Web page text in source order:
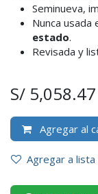
Seminueva,
Nunca usada
estado.
Revisada y
S/ 5,058.47
Agregar al
Agregar a